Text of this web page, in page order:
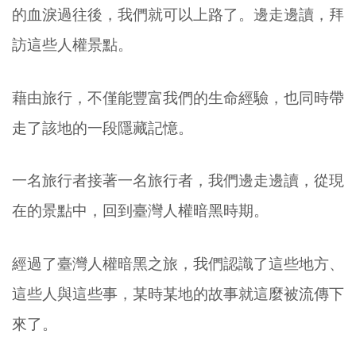
的血淚過往後，我們就可以上路了。邊走邊讀，拜
訪這些人權景點。
藉由旅行，不僅能豐富我們的生命經驗，也同時帶
走了該地的一段隱藏記憶。
一名旅行者接著一名旅行者，我們邊走邊讀，從現
在的景點中，回到臺灣人權暗黑時期。
經過了臺灣人權暗黑之旅，我們認識了這些地方、
這些人與這些事，某時某地的故事就這麼被流傳下
來了。